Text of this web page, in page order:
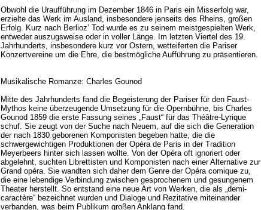
Obwohl die Uraufführung im Dezember 1846 in Paris ein Misserfolg war,
erzielte das Werk im Ausland, insbesondere jenseits des Rheins, großen
Erfolg. Kurz nach Berlioz’ Tod wurde es zu seinem meistgespielten Werk,
entweder auszugsweise oder in voller Länge. Im letzten Viertel des 19.
Jahrhunderts, insbesondere kurz vor Ostern, wetteiferten die Pariser
Konzertvereine um die Ehre, die bestmögliche Aufführung zu präsentieren.
Musikalische Romanze: Charles Gounod
Mitte des Jahrhunderts fand die Begeisterung der Pariser für den Faust-
Mythos keine überzeugende Umsetzung für die Opernbühne, bis Charles
Gounod 1859 die erste Fassung seines „Faust“ für das Théâtre-Lyrique
schuf. Sie zeugt von der Suche nach Neuem, auf die sich die Generation
der nach 1830 geborenen Komponisten begeben hatte, die die
schwergewichtigen Produktionen der Opéra de Paris in der Tradition
Meyerbeers hinter sich lassen wollte. Von der Opéra oft ignoriert oder
abgelehnt, suchten Librettisten und Komponisten nach einer Alternative zur
Grand opéra. Sie wandten sich daher dem Genre der Opéra comique zu,
die eine lebendige Verbindung zwischen gesprochenem und gesungenem
Theater herstellt. So entstand eine neue Art von Werken, die als „demi-
caractère“ bezeichnet wurden und Dialoge und Rezitative miteinander
verbanden, was beim Publikum großen Anklang fand.